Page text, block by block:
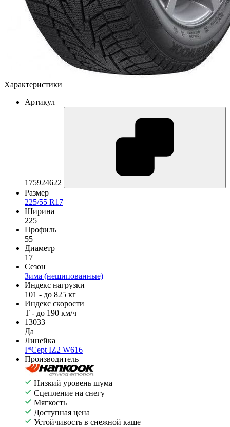
Характеристики
Артикул
175924622
Размер
225/55 R17
Ширина
225
Профиль
55
Диаметр
17
Сезон
Зима (нешипованные)
Индекс нагрузки
101 - до 825 кг
Индекс скорости
T - до 190 км/ч
13033
Да
Линейка
I*Cept IZ2 W616
Производитель
Низкий уровень шума
Сцепление на снегу
Мягкость
Доступная цена
Устойчивость в снежной каше